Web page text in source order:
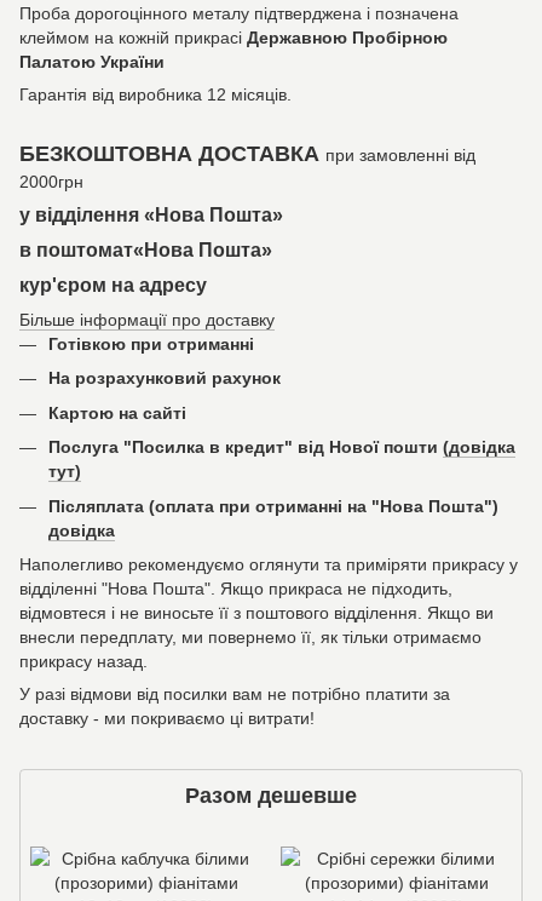
Проба дорогоцінного металу підтверджена і позначена
клеймом на кожній прикрасі Державною Пробірною
Палатою України
Гарантія від виробника 12 місяців.
БЕЗКОШТОВНА ДОСТАВКА при замовленні від
2000грн
у відділення «Нова Пошта»
в поштомат«Нова Пошта»
кур'єром на адресу
Більше інформації про доставку
Готівкою при отриманні
На розрахунковий рахунок
Картою на сайті
Послуга "Посилка в кредит" від Нової пошти (довідка
тут)
Післяплата (оплата при отриманні на "Нова Пошта")
довідка
Наполегливо рекомендуємо оглянути та приміряти прикрасу у
відділенні "Нова Пошта". Якщо прикраса не підходить,
відмовтеся і не виносьте її з поштового відділення. Якщо ви
внесли передплату, ми повернемо її, як тільки отримаємо
прикрасу назад.
У разі відмови від посилки вам не потрібно платити за
доставку - ми покриваємо ці витрати!
Разом дешевше